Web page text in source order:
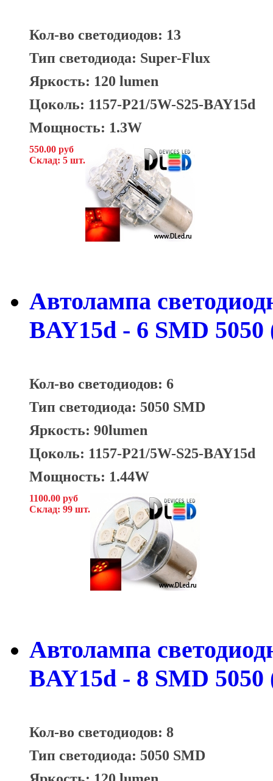
Кол-во светодиодов: 13
Тип светодиода: Super-Flux
Яркость: 120 lumen
Цоколь: 1157-P21/5W-S25-BAY15d
Мощность: 1.3W
550.00 руб
Склад: 5 шт.
Автолампа
BAY15d - 6 SMD
Кол-во светодиодов: 6
Тип светодиода: 5050 SMD
Яркость: 90lumen
Цоколь: 1157-P21/5W-S25-BAY15d
Мощность: 1.44W
1100.00 руб
Склад: 99 шт.
Автолампа
BAY15d - 8 SMD
Кол-во светодиодов: 8
Тип светодиода: 5050 SMD